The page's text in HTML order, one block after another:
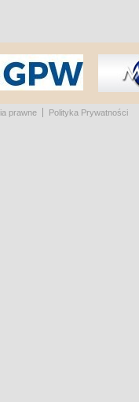
prawne Polityka Prywatności